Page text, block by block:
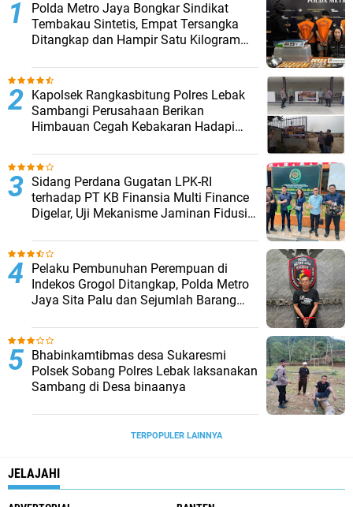
‎Polda Metro Jaya Bongkar Sindikat
Tembakau Sintetis, Empat Tersangka
Ditangkap dan Hampir Satu Kilogram
Kapolsek Rangkasbitung Polres Lebak
Sambangi Perusahaan Berikan
Himbauan Cegah Kebakaran Hadapi
Sidang Perdana Gugatan LPK-RI
terhadap PT KB Finansia Multi Finance
Digelar, Uji Mekanisme Jaminan Fidusia
Pelaku Pembunuhan Perempuan di
Indekos Grogol Ditangkap, Polda Metro
Jaya Sita Palu dan Sejumlah Barang
Bhabinkamtibmas desa Sukaresmi
Polsek Sobang Polres Lebak laksanakan
Sambang di Desa binaanya
TERPOPULER LAINNYA
JELAJAHI